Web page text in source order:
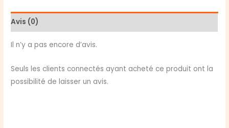
Mascarade
-
Feuilles
personnage
Avis (0)
Il n’y a pas encore d’avis.
Seuls les clients connectés ayant acheté ce produit ont la
possibilité de laisser un avis.